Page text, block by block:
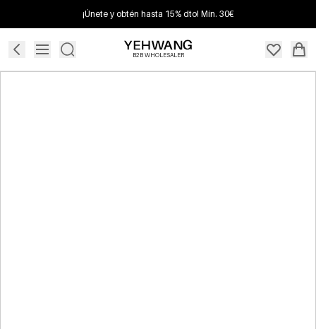
¡Únete y obtén hasta 15% dto! Mín. 30€
B2B WHOLESALER